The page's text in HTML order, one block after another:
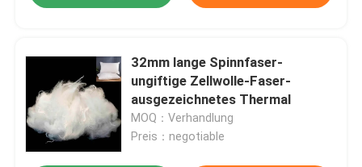
32mm lange Spinnfaser-
ungiftige Zellwolle-Faser-
ausgezeichnetes Thermal
MOQ：Verhandlung
Preis：negotiable